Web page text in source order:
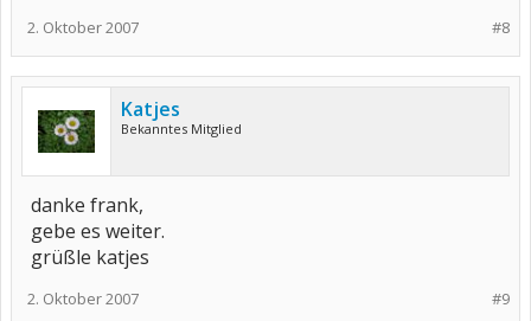
#8
2. Oktober 2007
Katjes
Bekanntes Mitglied
danke frank,
gebe es weiter.
grüßle katjes
#9
2. Oktober 2007